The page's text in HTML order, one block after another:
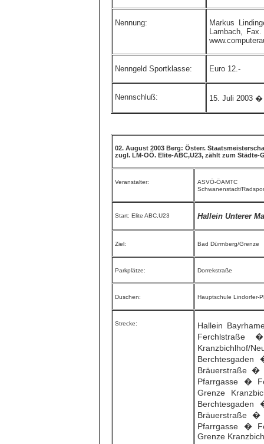
Nennung:
Markus
Lambach,
Nenngeld Sportklasse: Euro 12.-
Nennschluß: 15. Juli 2003 �
02. August 2003 Berg: Österr.
zugl. LM-OÖ. Elite-ABC,U23, zählt zum Städte-
Veranstalter:
ASVÖ-
Schwanenstadt/
Start: Elite ABC,U23 Hallein Unterer
Ziel: Bad Dürrnberg/Grenze
Parkplätze: Dorrekstraße
Duschen: Hauptschule Lindorfer-
Strecke:
Hallein
Ferchlstraße
Bräuerstraße �
Pfarrgasse �
Grenze
Bräuerstraße
Pfarrgasse �
Grenze